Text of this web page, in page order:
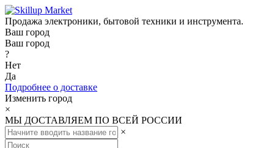
Продажа электроники, бытовой техники и инструмента.
Ваш город
Ваш город
?
Нет
Да
Подробнее о доставке
Изменить город
×
МЫ ДОСТАВЛЯЕМ ПО ВСЕЙ РОССИИ
×